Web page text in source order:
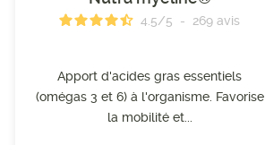
4.5/5 - 269 avis
Apport d'acides gras essentiels
(omégas 3 et 6) à l'organisme. Favorise
la mobilité et...